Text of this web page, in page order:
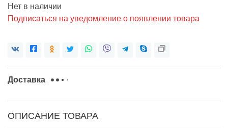
Нет в наличии
Подписаться на уведомление о появлении товара
Доставка
ОПИСАНИЕ ТОВАРА